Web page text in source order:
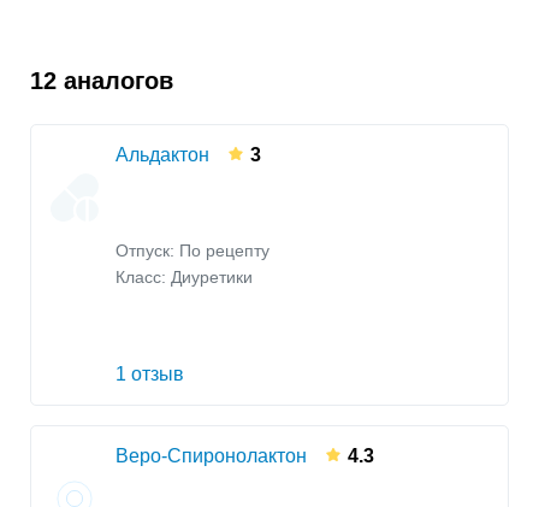
12 аналогов
Альдактон 3
Отпуск: По рецепту
Класс: Диуретики
1 отзыв
Веро-Спиронолактон 4.3